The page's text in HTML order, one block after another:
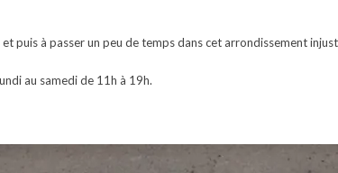
puis à passer un peu de temps dans cet arrondissement
au samedi de 11h à 19h.